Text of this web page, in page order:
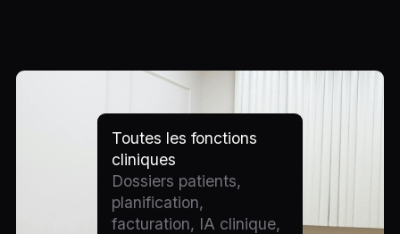
Toutes les fonctions
cliniques
Dossiers patients,
planification,
facturation, IA clinique,